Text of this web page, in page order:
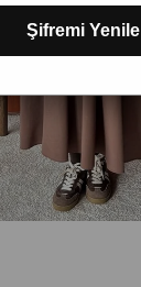
Şifremi Yenile